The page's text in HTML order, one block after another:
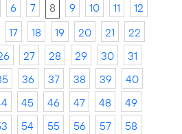
6 7 8 9 10 11
12
17 18 19 20 21
22
27 28 29 30
31
36 37 38 39
40
45 46 47 48
49
54 55 56 57
58